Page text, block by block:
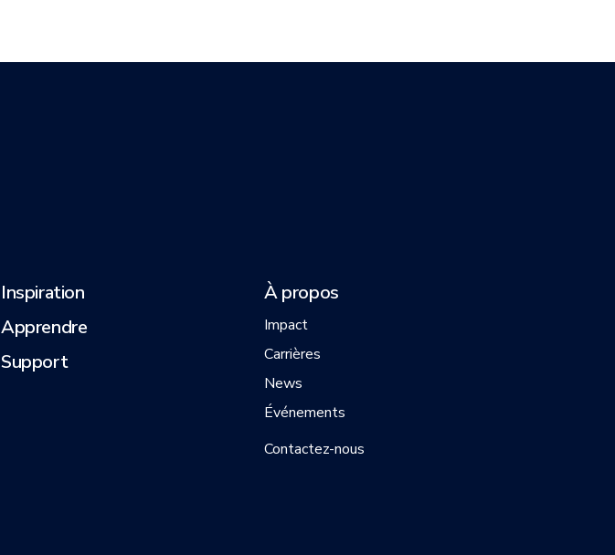
Inspiration
Apprendre
Support
À propos
Impact
Carrières
News
Événements
Contactez-nous